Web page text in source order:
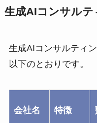
生成AIコンサルテ
生成AIコンサルティ
以下のとおりです。
会社名 特徴